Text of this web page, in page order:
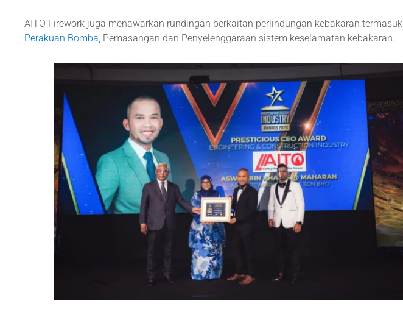
AITO Firework juga menawarkan rundingan berkaitan perlindungan kebakaran termasuk
Perakuan Bomba, Pemasangan dan Penyelenggaraan sistem keselamatan kebakaran.